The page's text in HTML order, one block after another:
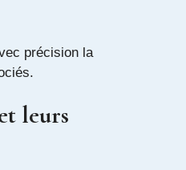
précision la
leurs